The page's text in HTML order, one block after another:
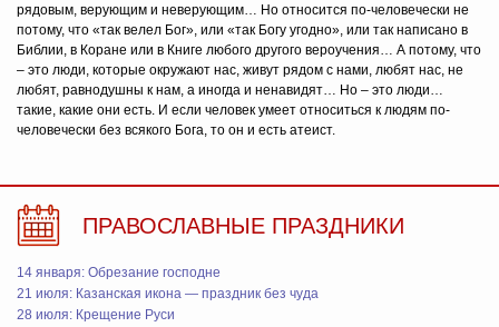
рядовым, верующим и неверующим… Но относится по-человечески не
потому, что «так велел Бог», или «так Богу угодно», или так написано в
Библии, в Коране или в Книге любого другого вероучения… А потому, что
– это люди, которые окружают нас, живут рядом с нами, любят нас, не
любят, равнодушны к нам, а иногда и ненавидят… Но – это люди…
такие, какие они есть. И если человек умеет относиться к людям по-
человечески без всякого Бога, то он и есть атеист.
ПРАВОСЛАВНЫЕ ПРАЗДНИКИ
14 января: Обрезание господне
21 июля: Казанская икона — праздник без чуда
28 июля: Крещение Руси